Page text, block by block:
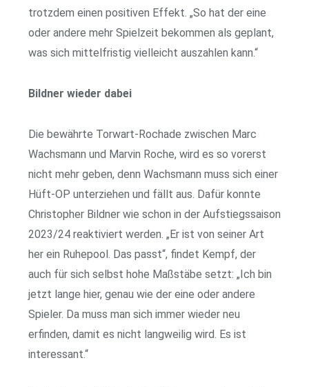
trotzdem einen positiven Effekt. „So hat der eine
oder andere mehr Spielzeit bekommen als geplant,
was sich mittelfristig vielleicht auszahlen kann.“
Bildner wieder dabei
Die bewährte Torwart-Rochade zwischen Marc
Wachsmann und Marvin Roche, wird es so vorerst
nicht mehr geben, denn Wachsmann muss sich einer
Hüft-OP unterziehen und fällt aus. Dafür konnte
Christopher Bildner wie schon in der Aufstiegssaison
2023/24 reaktiviert werden. „Er ist von seiner Art
her ein Ruhepool. Das passt“, findet Kempf, der
auch für sich selbst hohe Maßstäbe setzt: „Ich bin
jetzt lange hier, genau wie der eine oder andere
Spieler. Da muss man sich immer wieder neu
erfinden, damit es nicht langweilig wird. Es ist
interessant.“